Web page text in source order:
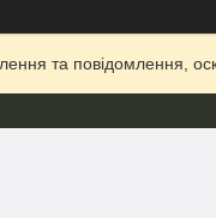
та повідомлення,